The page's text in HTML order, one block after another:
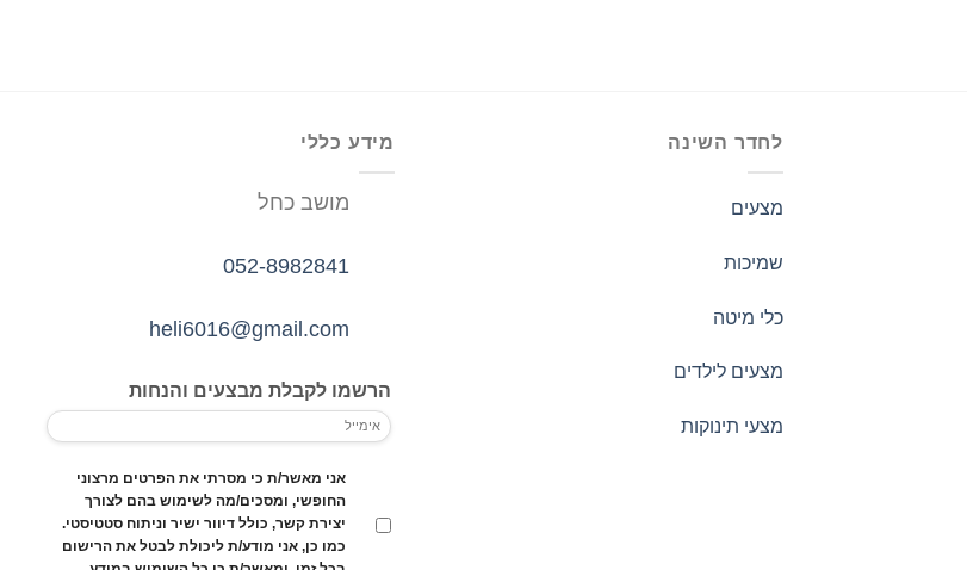
לחדר השינה
מצעים
שמיכות
כלי מיטה
מצעים לילדים
מצעי תינוקות
מידע כללי
מושב כחל
052-8982841
heli6016@gmail.com
הרשמו לקבלת מבצעים והנחות
אני מאשר/ת כי מסרתי את הפרטים מרצוני
החופשי, ומסכים/מה לשימוש בהם לצורך
יצירת קשר, כולל דיוור ישיר וניתוח סטטיסטי.
כמו כן, אני מודע/ת ליכולת לבטל את הרישום